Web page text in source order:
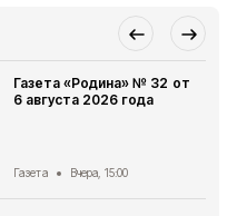
Газета «Родина» № 32 от
6 августа 2026 года
Газета Вчера, 15:00